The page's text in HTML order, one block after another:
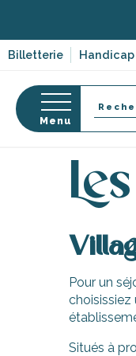
contenu
Billetterie Handicap
Menu
Accueil
Pour un
choisissiez
Situés à